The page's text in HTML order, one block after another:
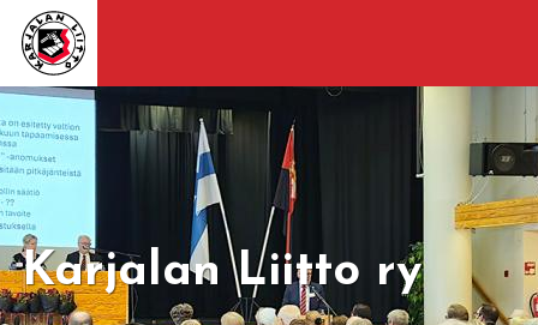
Karjalan Liitto ry